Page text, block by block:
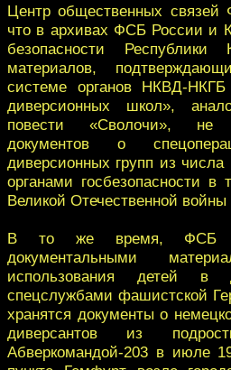
Центр общественных
что в архивах ФСБ России и
безопасности Республики
материалов,
системе органов НКВД-НКГБ
диверсионных школ»,
повести «Сволочи», не
документов о
диверсионных групп из числа
органами госбезопасности в
Великой Отечественной войны
В то же время, ФСБ
документальными
использования детей в
спецслужбами фашистской
хранятся документы о
диверсантов из
Абверкомандой-203 в июле